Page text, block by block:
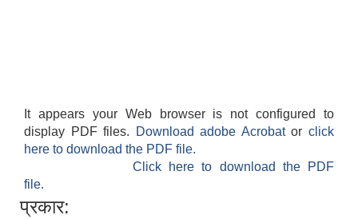
It appears your Web browser is not configured to
display PDF files.
Download adobe Acrobatorclick
here to download the PDF file.
Click here to download the PDF
file.
प्रकार: